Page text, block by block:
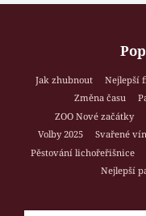
Jak zhubnout Nejlepší
Změna času
ZOO Nové začátky
Volby 2025
Svařené
Pěstování lichořeřišnice
Nejlepší